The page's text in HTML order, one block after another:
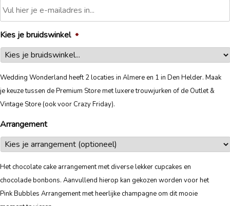
Kies je bruidswinkel *
Wedding Wonderland heeft 2 locaties in Almere en 1 in Den Helder. Maak
je keuze tussen de Premium Store met luxere trouwjurken of de Outlet &
Vintage Store (ook voor Crazy Friday).
Arrangement
Het chocolate cake arrangement met diverse lekker cupcakes en
chocolade bonbons. Aanvullend hierop kan gekozen worden voor het
Pink Bubbles Arrangement met heerlijke champagne om dit mooie